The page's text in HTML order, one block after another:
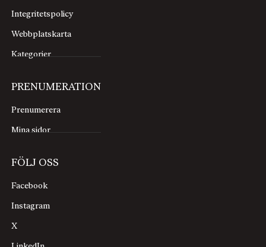
Integritetspolicy
Webbplatskarta
Kategorier
PRENUMERATION
Prenumerera
Mina sidor
FÖLJ OSS
Facebook
Instagram
X